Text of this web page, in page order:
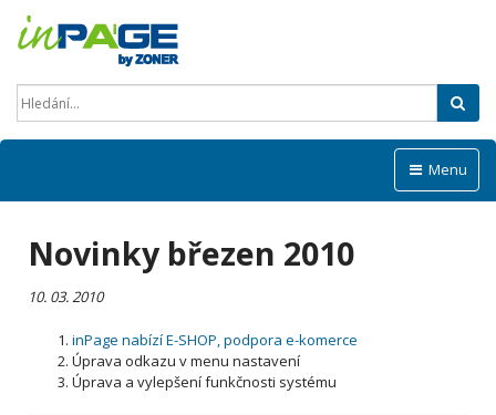
Menu
Novinky březen 2010
10. 03. 2010
inPage nabízí E-SHOP, podpora e-komerce
Úprava odkazu v menu nastavení
Úprava a vylepšení funkčnosti systému